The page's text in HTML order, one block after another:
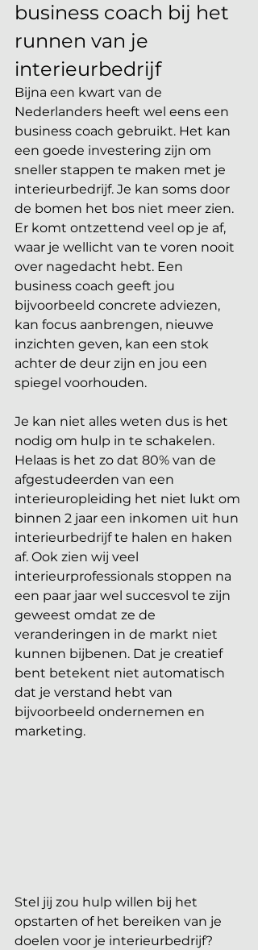
business coach bij het
runnen van je
interieurbedrijf
Bijna een kwart van de
Nederlanders heeft wel eens een
business coach gebruikt. Het kan
een goede investering zijn om
sneller stappen te maken met je
interieurbedrijf. Je kan soms door
de bomen het bos niet meer zien.
Er komt ontzettend veel op je af,
waar je wellicht van te voren nooit
over nagedacht hebt. Een
business coach geeft jou
bijvoorbeeld concrete adviezen,
kan focus aanbrengen, nieuwe
inzichten geven, kan een stok
achter de deur zijn en jou een
spiegel voorhouden.
Je kan niet alles weten dus is het
nodig om hulp in te schakelen.
Helaas is het zo dat 80% van de
afgestudeerden van een
interieuropleiding het niet lukt om
binnen 2 jaar een inkomen uit hun
interieurbedrijf te halen en haken
af. Ook zien wij veel
interieurprofessionals stoppen na
een paar jaar wel succesvol te zijn
geweest omdat ze de
veranderingen in de markt niet
kunnen bijbenen. Dat je creatief
bent betekent niet automatisch
dat je verstand hebt van
bijvoorbeeld ondernemen en
marketing.
Stel jij zou hulp willen bij het
opstarten of het bereiken van je
doelen voor je interieurbedrijf?